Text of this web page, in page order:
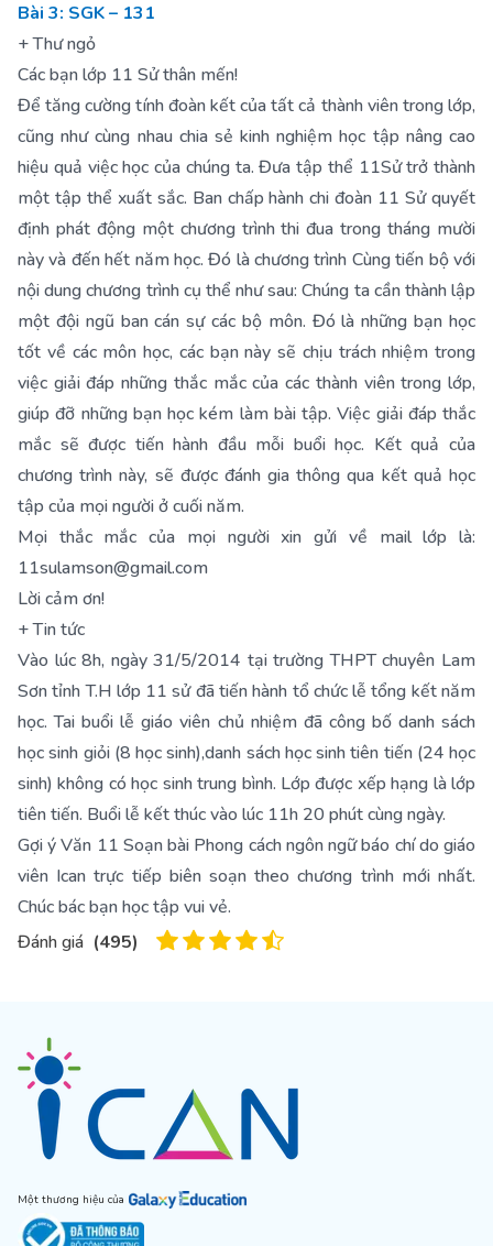
Bài 3: SGK – 131
+ Thư ngỏ
Các bạn lớp 11 Sử thân mến!
Để tăng cường tính đoàn kết của tất cả thành viên trong lớp,
cũng như cùng nhau chia sẻ kinh nghiệm học tập nâng cao
hiệu quả việc học của chúng ta. Đưa tập thể 11Sử trở thành
một tập thể xuất sắc. Ban chấp hành chi đoàn 11 Sử quyết
định phát động một chương trình thi đua trong tháng mười
này và đến hết năm học. Đó là chương trình Cùng tiến bộ với
nội dung chương trình cụ thể như sau: Chúng ta cần thành lập
một đội ngũ ban cán sự các bộ môn. Đó là những bạn học
tốt về các môn học, các bạn này sẽ chịu trách nhiệm trong
việc giải đáp những thắc mắc của các thành viên trong lớp,
giúp đỡ những bạn học kém làm bài tập. Việc giải đáp thắc
mắc sẽ được tiến hành đầu mỗi buổi học. Kết quả của
chương trình này, sẽ được đánh gia thông qua kết quả học
tập của mọi người ở cuối năm.
Mọi thắc mắc của mọi người xin gửi về mail lớp là:
11sulamson@gmail.com
Lời cảm ơn!
+ Tin tức
Vào lúc 8h, ngày 31/5/2014 tại trường THPT chuyên Lam
Sơn tỉnh T.H lớp 11 sử đã tiến hành tổ chức lễ tổng kết năm
học. Tai buổi lễ giáo viên chủ nhiệm đã công bố danh sách
học sinh giỏi (8 học sinh),danh sách học sinh tiên tiến (24 học
sinh) không có học sinh trung bình. Lớp được xếp hạng là lớp
tiên tiến. Buổi lễ kết thúc vào lúc 11h 20 phút cùng ngày.
Gợi ý Văn 11 Soạn bài Phong cách ngôn ngữ báo chí do giáo
viên Ican trực tiếp biên soạn theo chương trình mới nhất.
Chúc bác bạn học tập vui vẻ.
Đánh giá (495)
Một thương hiệu của